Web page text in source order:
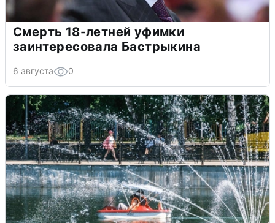
Смерть 18-летней уфимки
заинтересовала Бастрыкина
6 августа 0